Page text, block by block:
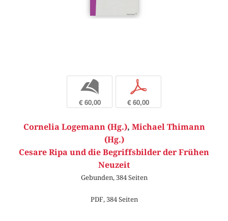
b
€ 60,00
p
€ 60,00
Cornelia Logemann (Hg.), Michael Thimann
(Hg.)
Cesare Ripa und die Begriffsbilder der Frühen
Neuzeit
Gebunden, 384 Seiten
PDF, 384 Seiten